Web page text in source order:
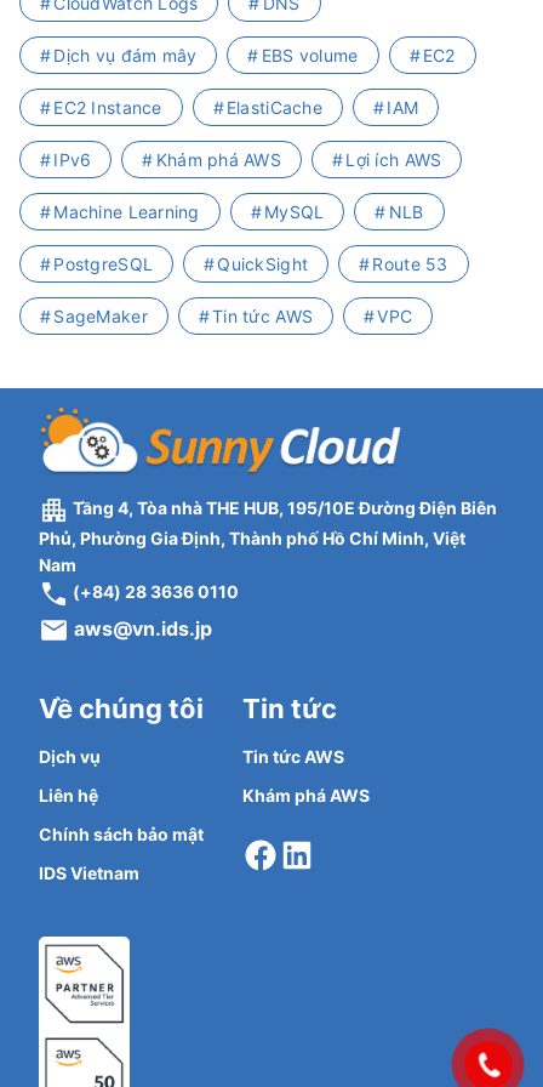
Dịch vụ đám mây EBS volume EC2
EC2 Instance ElastiCache IAM
IPv6 Khám phá AWS Lợi ích AWS
Machine Learning MySQL NLB
PostgreSQL QuickSight Route 53
SageMaker Tin tức AWS VPC
Tầng 4, Tòa nhà THE HUB, 195/10E Đường Điện Biên
Phủ, Phường Gia Định, Thành phố Hồ Chí Minh, Việt
Nam
(+84) 28 3636 0110
aws@vn.ids.jp
Về chúng tôi
Dịch vụ
Liên hệ
Chính sách bảo mật
IDS Vietnam
Tin tức
Tin tức AWS
Khám phá AWS
Facebook